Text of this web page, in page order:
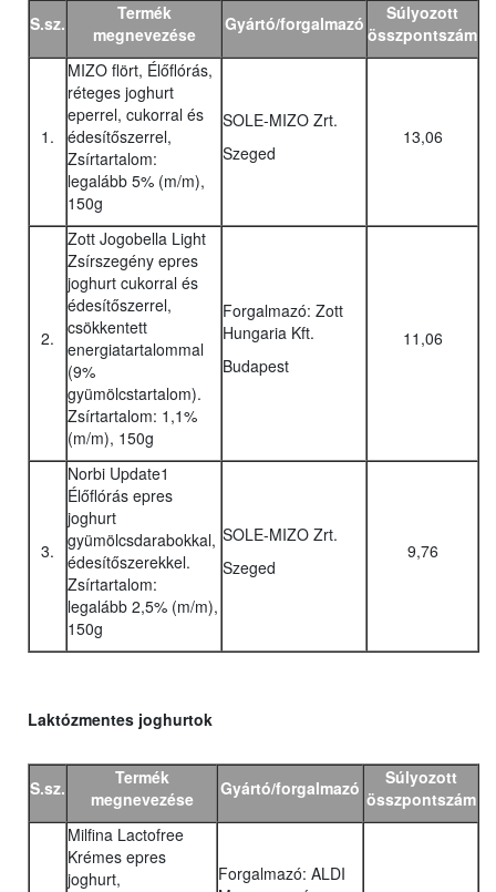
S.sz.
Termék
megnevezése
Gyártó/forgalmazó
Súlyozott
összpontszám
1.
MIZO flört, Élőflórás,
réteges joghurt
eperrel, cukorral és
édesítőszerrel,
Zsírtartalom:
legalább 5% (m/m),
150g
SOLE-MIZO Zrt.
Szeged
13,06
2.
Zott Jogobella Light
Zsírszegény epres
joghurt cukorral és
édesítőszerrel,
csökkentett
energiatartalommal
(9%
gyümölcstartalom).
Zsírtartalom: 1,1%
(m/m), 150g
Forgalmazó: Zott
Hungaria Kft.
Budapest
11,06
3.
Norbi Update1
Élőflórás epres
joghurt
gyümölcsdarabokkal,
édesítőszerekkel.
Zsírtartalom:
legalább 2,5% (m/m),
150g
SOLE-MIZO Zrt.
Szeged
9,76
Laktózmentes joghurtok
S.sz.
Termék
megnevezése
Gyártó/forgalmazó
Súlyozott
összpontszám
Milfina Lactofree
Krémes epres
joghurt,
Forgalmazó: ALDI